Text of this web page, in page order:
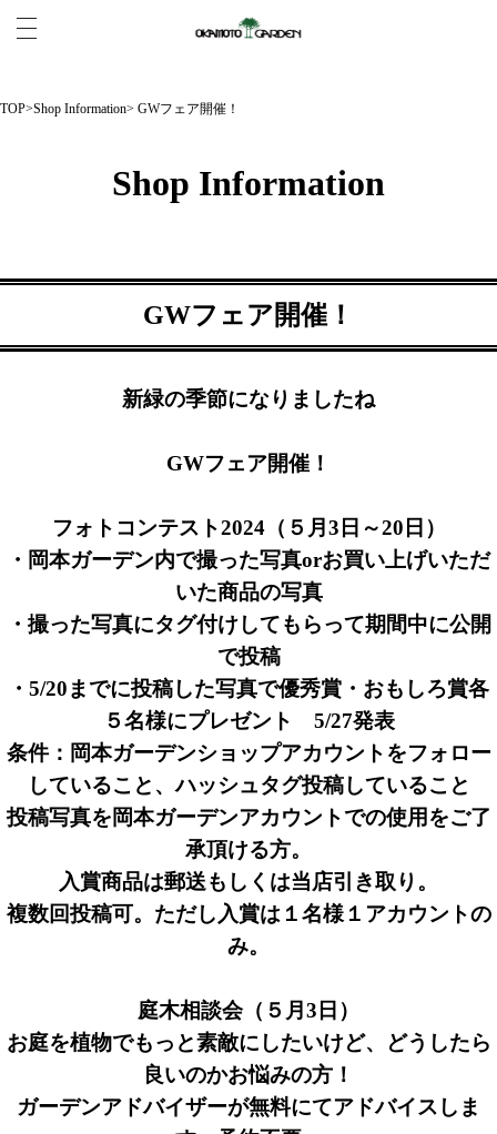
TOP>Shop Information> GWフェア開催！
Shop Information
GWフェア開催！
新緑の季節になりましたね
GWフェア開催！
フォトコンテスト2024（５月3日～20日）
・岡本ガーデン内で撮った写真orお買い上げいただ
いた商品の写真
・撮った写真にタグ付けしてもらって期間中に公開
で投稿
・5/20までに投稿した写真で優秀賞・おもしろ賞各
５名様にプレゼント 5/27発表
条件：岡本ガーデンショップアカウントをフォロー
していること、ハッシュタグ投稿していること
投稿写真を岡本ガーデンアカウントでの使用をご了
承頂ける方。
入賞商品は郵送もしくは当店引き取り。
複数回投稿可。ただし入賞は１名様１アカウントの
み。
庭木相談会（５月3日）
お庭を植物でもっと素敵にしたいけど、どうしたら
良いのかお悩みの方！
ガーデンアドバイザーが無料にてアドバイスしま